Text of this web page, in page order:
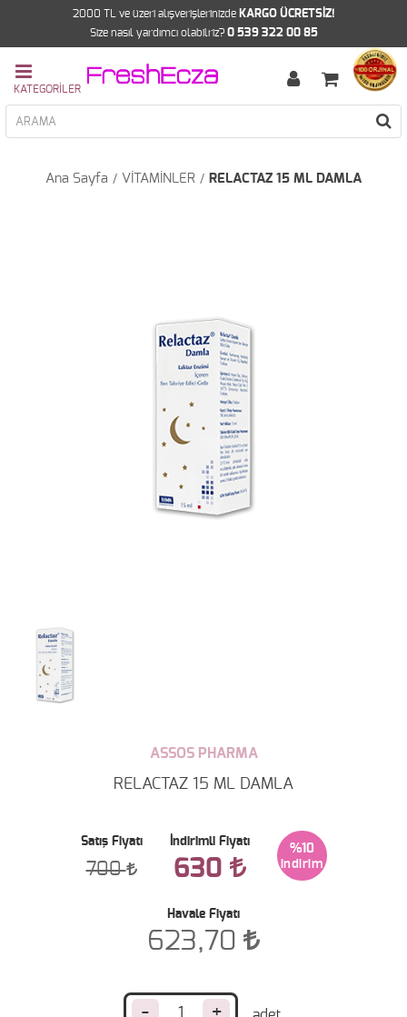
2000 TL ve üzeri alışverişlerinizde KARGO ÜCRETSİZ!
Size nasıl yardımcı olabilriz? 0 539 322 00 85
Ana Sayfa VİTAMİNLER RELACTAZ 15 ML DAMLA
ASSOS PHARMA
RELACTAZ 15 ML DAMLA
Satış Fiyatı
700
İndirimli Fiyatı
630
%10
Havale Fiyatı
623,70
- +